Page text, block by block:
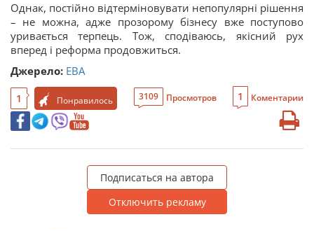
Однак, постійно відтерміновувати непопулярні рішення
– не можна, адже прозорому бізнесу вже поступово
уривається терпець. Тож, сподіваюсь, якісний рух
вперед і реформа продовжиться.
Джерело: EBA
1 Понравилось 3109 Просмотров 1 Коментарии
Подписаться на автора
Отключить рекламу